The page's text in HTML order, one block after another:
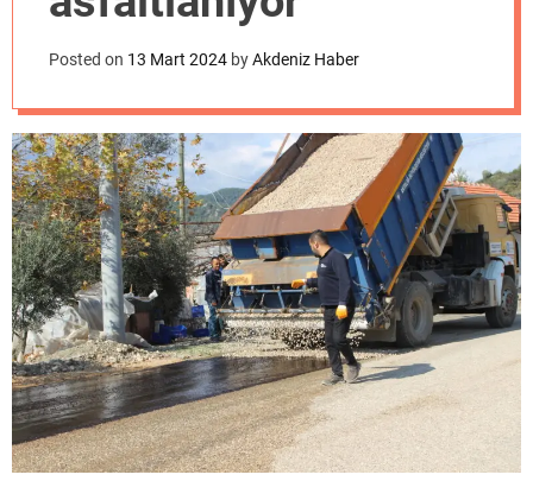
Posted on 13 Mart 2024 byAkdeniz Haber